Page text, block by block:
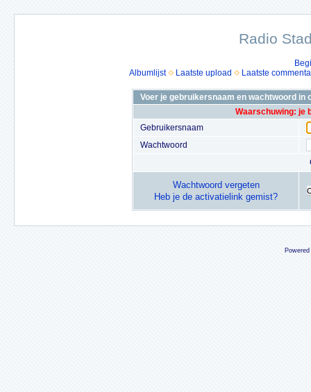
Radio
Albumlijst
Laatste upload Laatste
Voer je gebruikersnaam en wachtwoord in
Waarschuwing: je
Gebruikersnaam
Wachtwoord
Wachtwoord vergeten
Heb je de activatielink gemist?